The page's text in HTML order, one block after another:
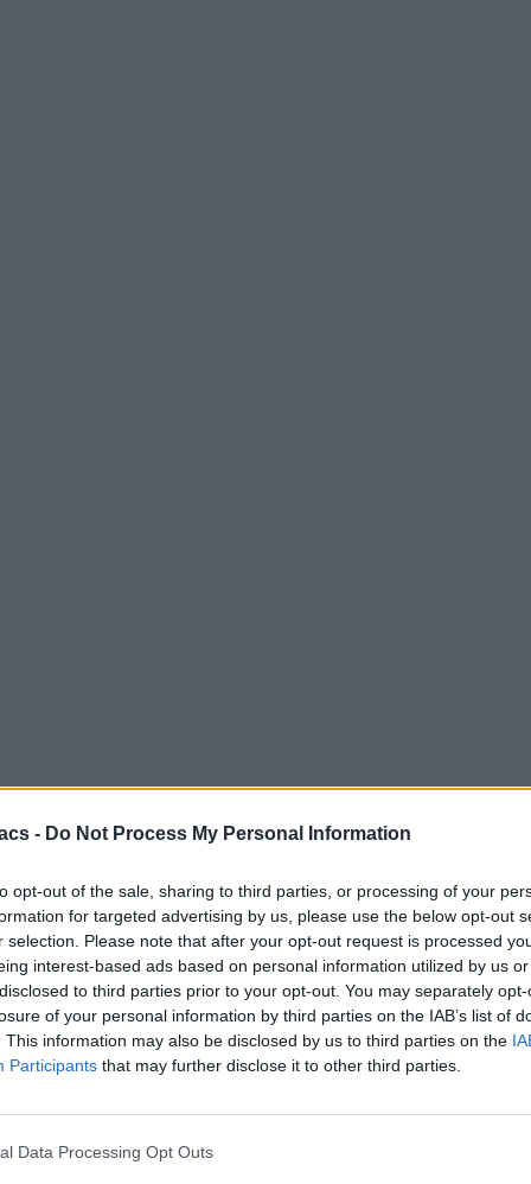
- Do Not Process My Personal Information
opt-out of the sale, sharing to third parties, or processing of your
for targeted advertising by us, please use the below opt-out
selection. Please note that after your opt-out request is processed
interest-based ads based on personal information utilized by us
to third parties prior to your opt-out. You may separately
of your personal information by third parties on the IAB’s list of
This information may also be disclosed by us to third parties on the
Participants that may further disclose it to other third parties.
Data Processing Opt Outs